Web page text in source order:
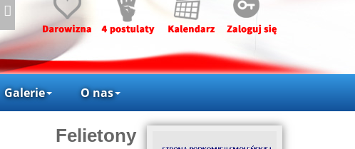
Galerie O nas
Felietony